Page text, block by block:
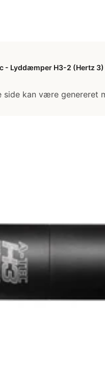
- Lyddæmper H3-2 (Hertz 3)
side kan være genereret